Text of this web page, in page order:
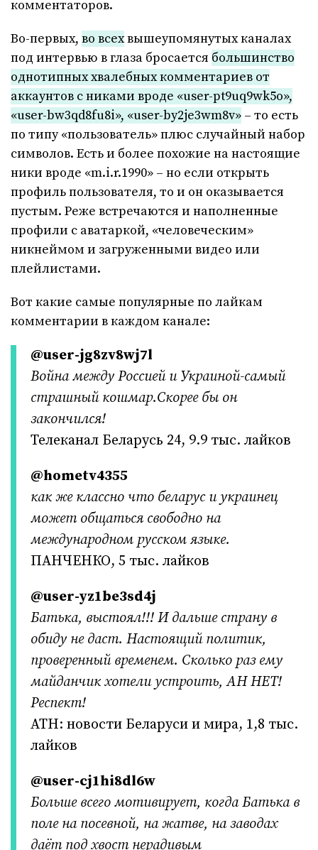
комментаторов.
Во-первых, во всехвышеупомянутых каналах
под интервью в глаза бросается большинство
однотипных хвалебных комментариев от
аккаунтов с никами вроде «user-pt9uq9wk5o»,
«user-bw3qd8fu8i», «user-by2je3wm8v» – то есть
по типу «пользователь» плюс случайный набор
символов. Есть и более похожие на настоящие
ники вроде «m.i.r.1990» – но если открыть
профиль пользователя, то и он оказывается
пустым. Реже встречаются и наполненные
профили с аватаркой, «человеческим»
никнеймом и загруженными видео или
плейлистами.
Вот какие самые популярные по лайкам
комментарии в каждом канале:
@user-jg8zv8wj7l
Война между Россией и Украиной-самый
страшный кошмар.Скорее бы он
закончился!
Телеканал Беларусь 24, 9.9 тыс. лайков
@hometv4355
как же классно что беларус и украинец
может общаться свободно на
международном русском языке.
ПАНЧЕНКО, 5 тыс. лайков
@user-yz1be3sd4j
Батька, выстоял!!! И дальше страну в
обиду не даст. Настоящий политик,
проверенный временем. Сколько раз ему
майданчик хотели устроить, АН НЕТ!
Респект!
АТН: новости Беларуси и мира, 1,8 тыс.
лайков
@user-cj1hi8dl6w
Больше всего мотивирует, когда Батька в
поле на посевной, на жатве, на заводах
даёт под хвост нерадивым